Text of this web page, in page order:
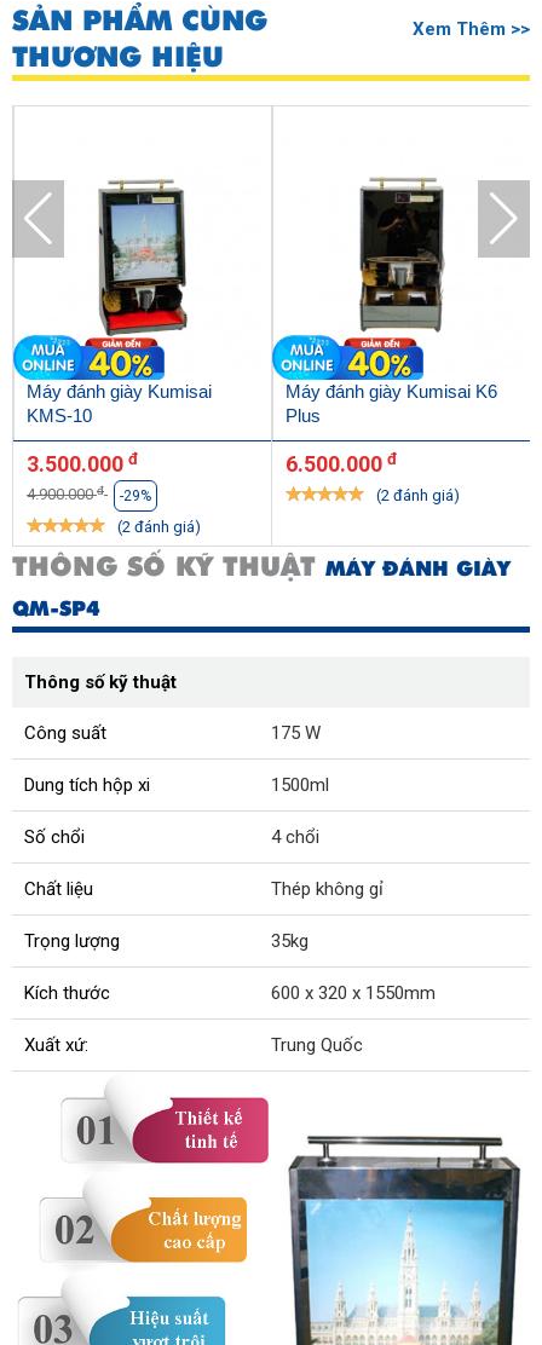
SẢN PHẨM CÙNG
THƯƠNG HIỆU
Xem Thêm >>
Máy đánh giày Kumisai
KMS-10
3.500.000 đ
4.900.000đ -29%
(2 đánh giá)
Máy đánh giày Kumisai K6
Plus
6.500.000 đ
(2 đánh giá)
THÔNG SỐ KỸ THUẬT MÁY ĐÁNH GIÀY
QM-SP4
Thông số kỹ thuật
Công suất 175 W
Dung tích hộp xi 1500ml
Số chổi 4 chổi
Chất liệu Thép không gỉ
Trọng lượng 35kg
Kích thước 600 x 320 x 1550mm
Xuất xứ: Trung Quốc